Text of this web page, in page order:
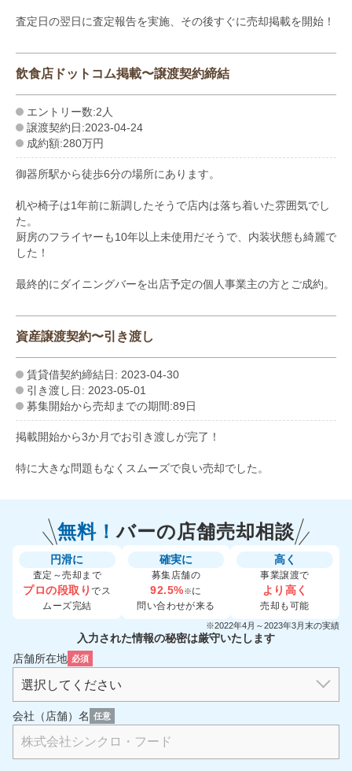
査定日の翌日に査定報告を実施、その後すぐに売却掲載を開始！
飲食店ドットコム掲載〜譲渡契約締結
エントリー数:2人
譲渡契約日:2023-04-24
成約額:280万円
御器所駅から徒歩6分の場所にあります。
机や椅子は1年前に新調したそうで店内は落ち着いた雰囲気でし
た。
厨房のフライヤーも10年以上未使用だそうで、内装状態も綺麗で
した！
最終的にダイニングバーを出店予定の個人事業主の方とご成約。
資産譲渡契約〜引き渡し
賃貸借契約締結日: 2023-04-30
引き渡し日: 2023-05-01
募集開始から売却までの期間:89日
掲載開始から3か月でお引き渡しが完了！
特に大きな問題もなくスムーズで良い売却でした。
無料！バーの店舗売却相談
円滑に
査定～売却まで
プロの段取りでス
ムーズ完結
確実に
募集店舗の
92.5%※に
問い合わせが来る
高く
事業譲渡で
より高く
売却も可能
※2022年4月～2023年3月末の実績
入力された情報の秘密は厳守いたします
店舗所在地 必須
会社（店舗）名 任意